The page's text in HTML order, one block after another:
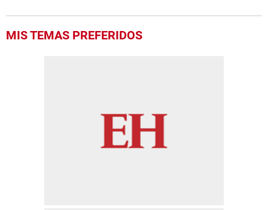
MIS TEMAS PREFERIDOS